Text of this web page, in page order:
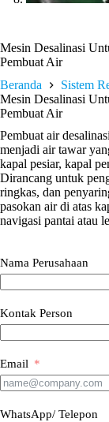
Mesin Desalinasi
Pembuat Air
Beranda
Sistem
Mesin Desalinasi
Pembuat Air
Pembuat air
menjadi air tawar
kapal pesiar, kapal
Dirancang untuk
ringkas, dan
pasokan air di atas
navigasi pantai atau
Nama Perusahaan
Kontak Person
Email
WhatsApp/ Telepon